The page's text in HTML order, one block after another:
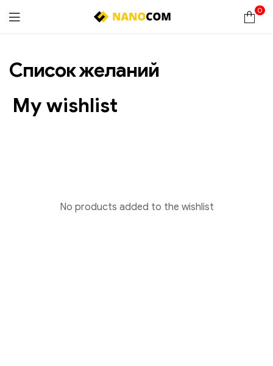
0
Список желаний
My wishlist
No products added to the wishlist